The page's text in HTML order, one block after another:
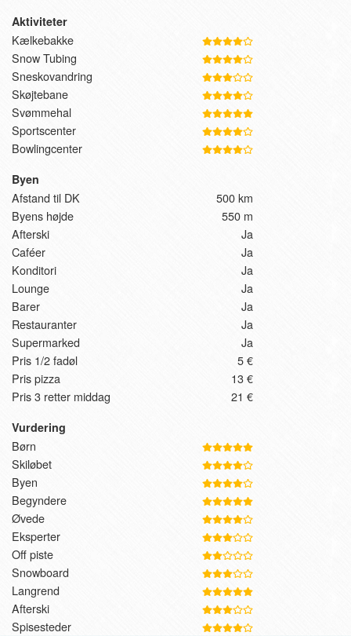
Aktiviteter
Kælkebakke
Snow Tubing
Sneskovandring
Skøjtebane
Svømmehal
Sportscenter
Bowlingcenter
Byen
Afstand til DK
500 km
Byens højde
550 m
Afterski
Ja
Caféer
Ja
Konditori
Ja
Lounge
Ja
Barer
Ja
Restauranter
Ja
Supermarked
Ja
Pris 1/2 fadøl
5 €
Pris pizza
13 €
Pris 3 retter middag
21 €
Vurdering
Børn
Skiløbet
Byen
Begyndere
Øvede
Eksperter
Off piste
Snowboard
Langrend
Afterski
Spisesteder